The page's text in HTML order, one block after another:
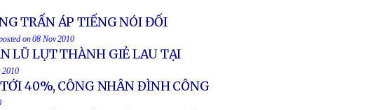
TRẤN ÁP TIẾNG NÓI ĐỐI
on 08 Nov 2010
LŨ LỤT THÀNH GIẺ LAU TẠI
2010
40%, CÔNG NHÂN ÐÌNH CÔNG